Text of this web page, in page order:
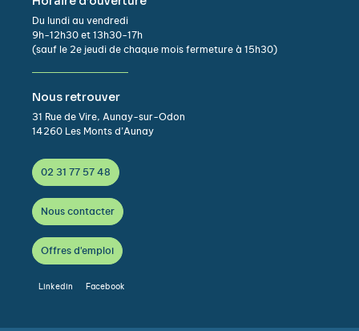
Du lundi au vendredi
9h-12h30 et 13h30-17h
(sauf le 2e jeudi de chaque mois fermeture à 15h30)
Nous retrouver
31 Rue de Vire, Aunay-sur-Odon
14260 Les Monts d’Aunay
02 31 77 57 48
Nous contacter
Offres d'emploi
Linkedin Facebook